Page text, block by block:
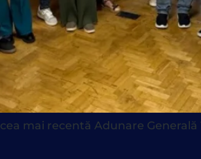
mai recentă Adunare Generală